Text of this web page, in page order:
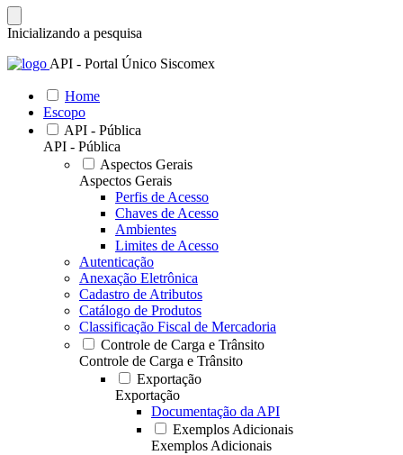
Inicializando a pesquisa
API - Portal Único Siscomex
Home
Escopo
API - Pública
API - Pública
Aspectos Gerais
Aspectos Gerais
Perfis de Acesso
Chaves de Acesso
Ambientes
Limites de Acesso
Autenticação
Anexação Eletrônica
Cadastro de Atributos
Catálogo de Produtos
Classificação Fiscal de Mercadoria
Controle de Carga e Trânsito
Controle de Carga e Trânsito
Exportação
Exportação
Documentação da API
Exemplos Adicionais
Exemplos Adicionais